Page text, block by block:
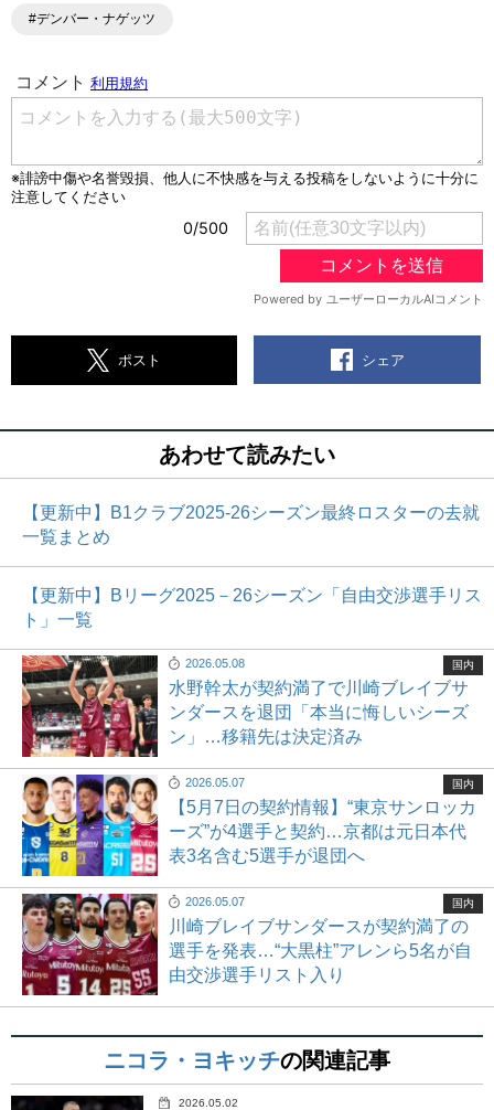
#デンバー・ナゲッツ
ポスト シェア
あわせて読みたい
【更新中】B1クラブ2025-26シーズン最終ロスターの去就
一覧まとめ
【更新中】Bリーグ2025－26シーズン「自由交渉選手リス
ト」一覧
2026.05.08
水野幹太が契約満了で川崎ブレイブサ
ンダースを退団「本当に悔しいシーズ
ン」…移籍先は決定済み
国内
2026.05.07
【5月7日の契約情報】“東京サンロッカ
ーズ”が4選手と契約…京都は元日本代
表3名含む5選手が退団へ
国内
2026.05.07
川崎ブレイブサンダースが契約満了の
選手を発表…“大黒柱”アレンら5名が自
由交渉選手リスト入り
国内
ニコラ・ヨキッチの関連記事
2026.05.02